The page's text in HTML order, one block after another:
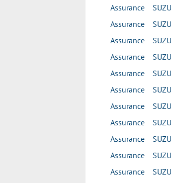
Assurance
Assurance
Assurance
Assurance
Assurance
Assurance
Assurance
Assurance
Assurance
Assurance
Assurance